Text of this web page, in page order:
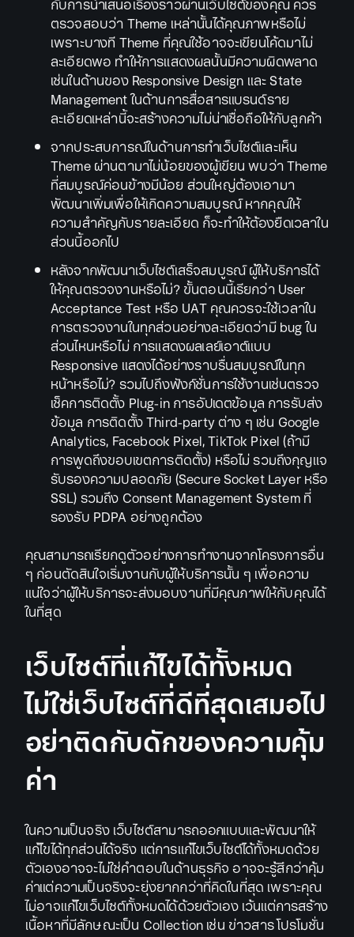
กับการนำเสนอเรื่องราวผ่านเว็บไซต์ของคุณ ควร
ตรวจสอบว่า Theme เหล่านั้นได้คุณภาพหรือไม่
เพราะบางที Theme ที่คุณใช้อาจจะเขียนโค้ดมาไม่
ละเอียดพอ ทำให้การแสดงผลนั้นมีความผิดพลาด
เช่นในด้านของ Responsive Design และ State
Management ในด้านการสื่อสารแบรนด์ราย
ละเอียดเหล่านี้จะสร้างความไม่น่าเชื่อถือให้กับลูกค้า
จากประสบการณ์ในด้านการทำเว็บไซต์และเห็น
Theme ผ่านตามาไม่น้อยของผู้เขียน พบว่า Theme
ที่สมบูรณ์ค่อนข้างมีน้อย ส่วนใหญ่ต้องเอามา
พัฒนาเพิ่มเพื่อให้เกิดความสมบูรณ์ หากคุณให้
ความสำคัญกับรายละเอียด ก็จะทำให้ต้องยืดเวลาใน
ส่วนนี้ออกไป
หลังจากพัฒนาเว็บไซต์เสร็จสมบูรณ์ ผู้ให้บริการได้
ให้คุณตรวจงานหรือไม่? ขั้นตอนนี้เรียกว่า User
Acceptance Test หรือ UAT คุณควรจะใช้เวลาใน
การตรวจงานในทุกส่วนอย่างละเอียดว่ามี bug ใน
ส่วนไหนหรือไม่ การแสดงผลเลย์เอาต์แบบ
Responsive แสดงได้อย่างราบรื่นสมบูรณ์ในทุก
หน้าหรือไม่? รวมไปถึงฟังก์ชั่นการใช้งานเช่นตรวจ
เช็คการติดตั้ง Plug-in การอัปเดตข้อมูล การรับส่ง
ข้อมูล การติดตั้ง Third-party ต่าง ๆ เช่น Google
Analytics, Facebook Pixel, TikTok Pixel (ถ้ามี
การพูดถึงขอบเขตการติดตั้ง) หรือไม่ รวมถึงกุญแจ
รับรองความปลอดภัย (Secure Socket Layer หรือ
SSL) รวมถึง Consent Management System ที่
รองรับ PDPA อย่างถูกต้อง
คุณสามารถเรียกดูตัวอย่างการทำงานจากโครงการอื่น
ๆ ก่อนตัดสินใจเริ่มงานกับผู้ให้บริการนั้น ๆ เพื่อความ
แน่ใจว่าผู้ให้บริการจะส่งมอบงานที่มีคุณภาพให้กับคุณได้
ในที่สุด
เว็บไซต์ที่แก้ไขได้ทั้งหมด
ไม่ใช่เว็บไซต์ที่ดีที่สุดเสมอไป
อย่าติดกับดักของความคุ้ม
ค่า
ในความเป็นจริง เว็บไซต์สามารถออกแบบและพัฒนาให้
แก้ไขได้ทุกส่วนได้จริง แต่การแก้ไขเว็บไซต์ได้ทั้งหมดด้วย
ตัวเองอาจจะไม่ใช่คำตอบในด้านธุรกิจ อาจจะรู้สึกว่าคุ้ม
ค่าแต่ความเป็นจริงจะยุ่งยากกว่าที่คิดในที่สุด เพราะคุณ
ไม่อาจแก้ไขเว็บไซต์ทั้งหมดได้ด้วยตัวเอง เว้นแต่การสร้าง
เนื้อหาที่มีลักษณะเป็น Collection เช่น ข่าวสาร โปรโมชั่น